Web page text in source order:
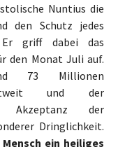
Nuntius die
den Schutz jedes
Er griff dabei das
den Monat Juli auf.
73 Millionen
und der
Akzeptanz der
Dringlichkeit.
ein heiliges